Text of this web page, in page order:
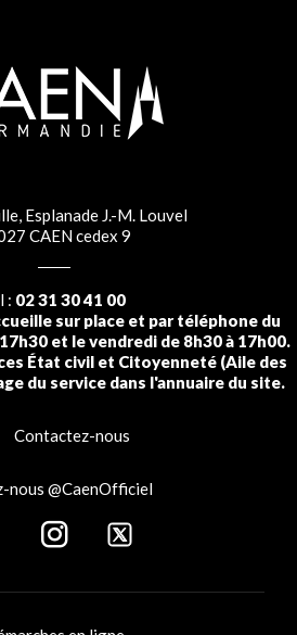
Esplanade J.-M. Louvel
CAEN cedex 9
: 02 31 30 41 00
sur place et par téléphone du
et le vendredi de 8h30 à 17h00.
État civil et Citoyenneté (Aile des
du service dans l'annuaire du site.
Contactez-nous
nous @CaenOfficiel